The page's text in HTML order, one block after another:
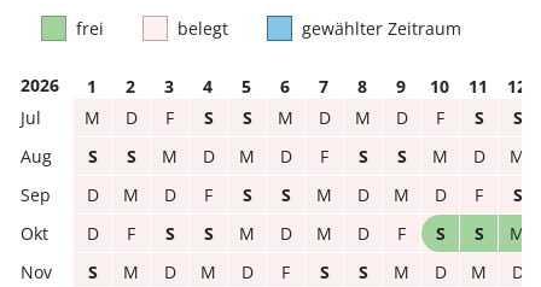
frei belegt gewählter Zeitraum
2026 1 2 3 4 5 6 7 8 9 10 11
12
M
D F S S M D M D F S
S
S
S M D M D F S S M D
M
D
M D F S S M D M D F
S
D
F S S M D M D F S S
M
S
M D M D F S S M D M
D